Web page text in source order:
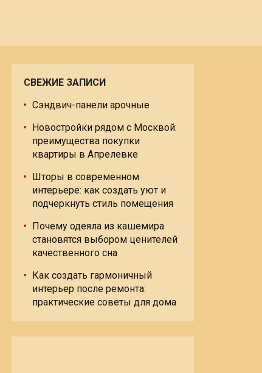
СВЕЖИЕ ЗАПИСИ
Сэндвич-панели арочные
Новостройки рядом с Москвой:
преимущества покупки
квартиры в Апрелевке
Шторы в современном
интерьере: как создать уют и
подчеркнуть стиль помещения
Почему одеяла из кашемира
становятся выбором ценителей
качественного сна
Как создать гармоничный
интерьер после ремонта:
практические советы для дома